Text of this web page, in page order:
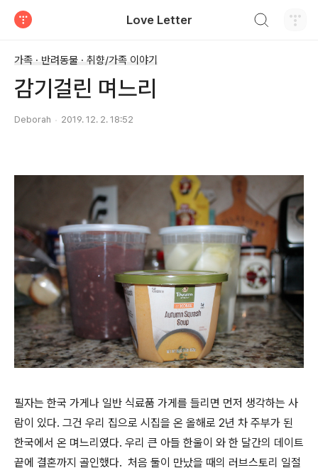
Love Letter
가족 · 반려동물 · 취향/가족 이야기
감기걸린 며느리
Deborah 2019. 12. 2. 18:52
필자는 한국 가게나 일반 식료품 가게를 들리면 먼저 생각하는 사
람이 있다. 그건 우리 집으로 시집을 온 올해로 2년 차 주부가 된
한국에서 온 며느리였다. 우리 큰 아들 한울이 와 한 달간의 데이트
끝에 결혼까지 골인했다. 처음 둘이 만났을 때의 러브스토리 일절